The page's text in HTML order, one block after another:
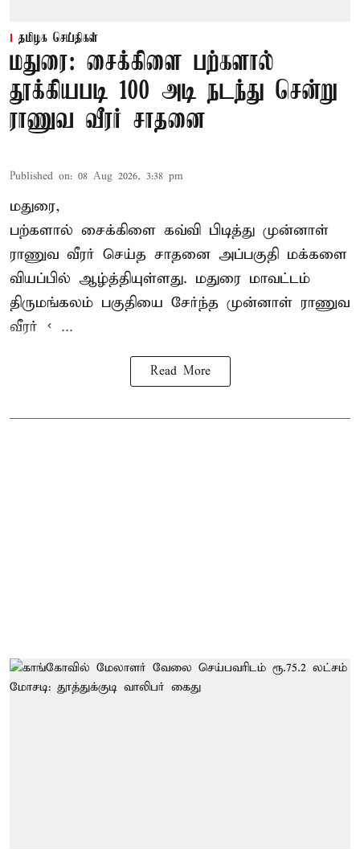
தமிழக செய்திகள்
மதுரை: சைக்கிளை பற்களால்
தூக்கியபடி 100 அடி நடந்து சென்று
ராணுவ வீரர் சாதனை
Published on: 08 Aug 2026, 3:38 pm
மதுரை,
பற்களால் சைக்கிளை கவ்வி பிடித்து முன்னாள்
ராணுவ வீரர் செய்த சாதனை அப்பகுதி மக்களை
வியப்பில் ஆழ்த்தியுள்ளது. மதுரை மாவட்டம்
திருமங்கலம் பகுதியை சேர்ந்த முன்னாள் ராணுவ
வீரர் < ...
Read More